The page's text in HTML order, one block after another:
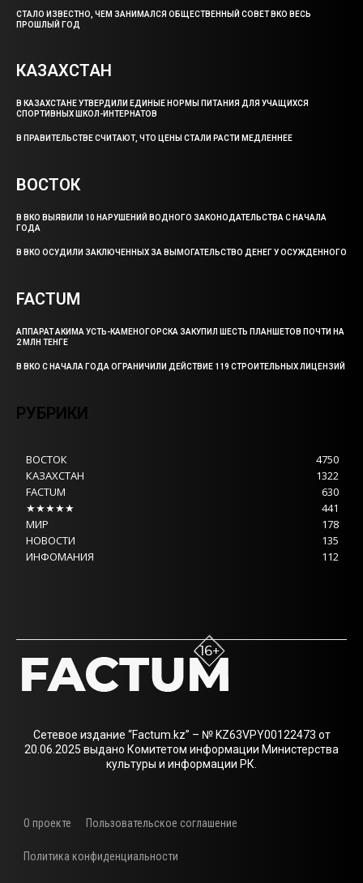
СТАЛО ИЗВЕСТНО, ЧЕМ ЗАНИМАЛСЯ ОБЩЕСТВЕННЫЙ СОВЕТ ВКО ВЕСЬ
ПРОШЛЫЙ ГОД
КАЗАХСТАН
В КАЗАХСТАНЕ УТВЕРДИЛИ ЕДИНЫЕ НОРМЫ ПИТАНИЯ ДЛЯ УЧАЩИХСЯ
СПОРТИВНЫХ ШКОЛ-ИНТЕРНАТОВ
В ПРАВИТЕЛЬСТВЕ СЧИТАЮТ, ЧТО ЦЕНЫ СТАЛИ РАСТИ МЕДЛЕННЕЕ
ВОСТОК
В ВКО ВЫЯВИЛИ 10 НАРУШЕНИЙ ВОДНОГО ЗАКОНОДАТЕЛЬСТВА С НАЧАЛА
ГОДА
В ВКО ОСУДИЛИ ЗАКЛЮЧЕННЫХ ЗА ВЫМОГАТЕЛЬСТВО ДЕНЕГ У ОСУЖДЕННОГО
FACTUM
АППАРАТ АКИМА УСТЬ-КАМЕНОГОРСКА ЗАКУПИЛ ШЕСТЬ ПЛАНШЕТОВ ПОЧТИ НА
2 МЛН ТЕНГЕ
В ВКО С НАЧАЛА ГОДА ОГРАНИЧИЛИ ДЕЙСТВИЕ 119 СТРОИТЕЛЬНЫХ ЛИЦЕНЗИЙ
РУБРИКИ
ВОСТОК
4750
КАЗАХСТАН
1322
FACTUM
630
★★★★★
441
МИР
178
НОВОСТИ
135
ИНФОМАНИЯ
112
Сетевое издание “Factum.kz” – № KZ63VPY00122473 от
20.06.2025 выдано Комитетом информации Министерства
культуры и информации РК.
О проекте Пользовательское соглашение
Политика конфиденциальности